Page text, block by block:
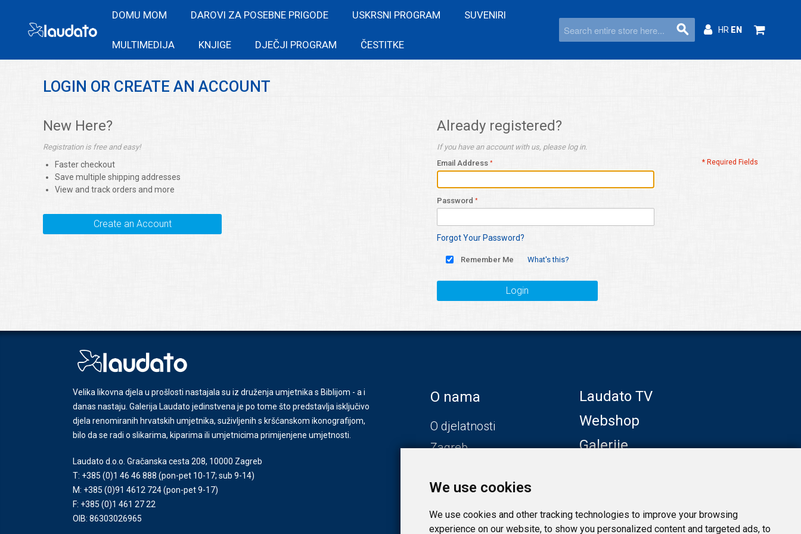
We use cookies
We use cookies and other tracking technologies to improve your browsing
experience on our website, to show you personalized content and targeted ads, to
DOMU MOM DAROVI ZA POSEBNE PRIGODE USKRSNI PROGRAM SUVENIRI
MULTIMEDIJA KNJIGE DJEČJI PROGRAM ČESTITKE
HR EN
LOGIN OR CREATE AN ACCOUNT
New Here?
Registration is free and easy!
Faster checkout
Save multiple shipping addresses
View and track orders and more
Create an Account
Already registered?
If you have an account with us, please log in.
* Required Fields
Email Address
Password
Forgot Your Password?
Remember Me What's this?
Login
Velika likovna djela u prošlosti nastajala su iz druženja umjetnika s Biblijom - a i
danas nastaju. Galerija Laudato jedinstvena je po tome što predstavlja isključivo
djela renomiranih hrvatskih umjetnika, suživljenih s kršćanskom ikonografijom,
bilo da se radi o slikarima, kiparima ili umjetnicima primijenjene umjetnosti.
Laudato d.o.o. Gračanska cesta 208, 10000 Zagreb
T: +385 (0)1 46 46 888 (pon-pet 10-17; sub 9-14)
M: +385 (0)91 4612 724(pon-pet 9-17)
F: +385 (0)1 461 27 22
OIB: 86303026965
O nama
O djelatnosti
Zagreb
Laudato TV
Webshop
Galerije